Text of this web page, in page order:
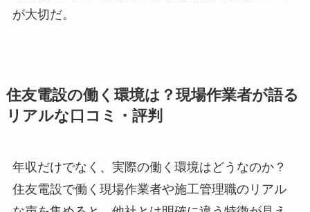
が大切だ。
住友電設の働く環境は？現場作業者が語る
リアルな口コミ・評判
年収だけでなく、実際の働く環境はどうなのか？
住友電設で働く現場作業者や施工管理職のリアル